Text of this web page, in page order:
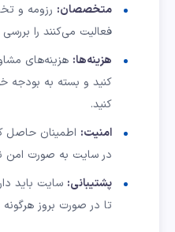
متخصصان: رزومه و
فعالیت می‌کنند را بررسی
هزینه‌ها: هزینه‌های
کنید و بسته به بودجه
کنید.
امنیت: اطمینان حاصل
در سایت به صورت امن
پشتیبانی: سایت باید
تا در صورت بروز